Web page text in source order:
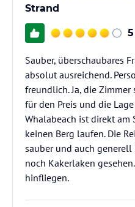
Strand
5
Sauber, überschaubares
absolut ausreichend.
freundlich. Ja, die
für den Preis und die
Whalabeach ist direkt am
keinen Berg laufen. Die
sauber und auch
noch Kakerlaken
hinfliegen.